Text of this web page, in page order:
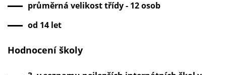
průměrná velikost třídy - 12 osob
od 14 let
Hodnocení školy